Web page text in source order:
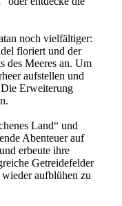
noch vielfältiger:
floriert und der
des Meeres an. Um
aufstellen und
Erweiterung
Land“ und
Abenteuer auf
erbeute ihre
Getreidefelder
aufblühen zu